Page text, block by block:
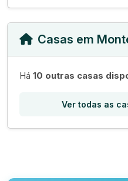
Casas em
Há 10 outras casas
Ver todas as